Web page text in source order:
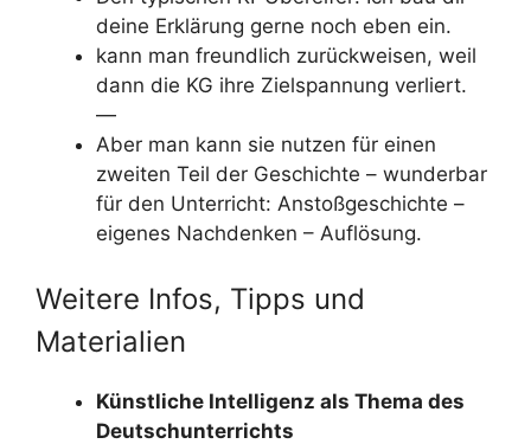
deine Erklärung gerne noch eben ein.
kann man freundlich zurückweisen, weil
dann die KG ihre Zielspannung verliert.
—
Aber man kann sie nutzen für einen
zweiten Teil der Geschichte – wunderbar
für den Unterricht: Anstoßgeschichte –
eigenes Nachdenken – Auflösung.
Weitere Infos, Tipps und
Materialien
Künstliche Intelligenz als Thema des
Deutschunterrichts